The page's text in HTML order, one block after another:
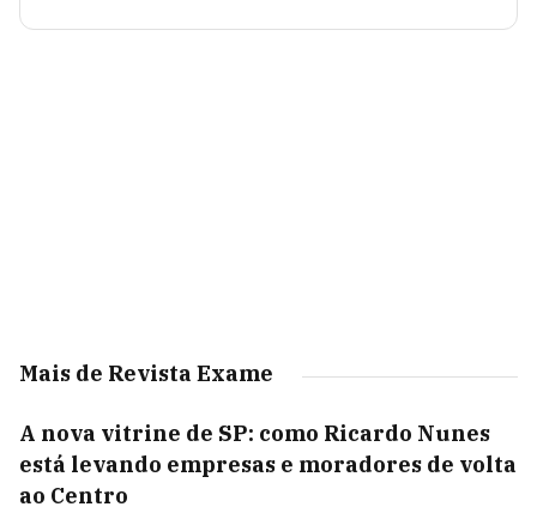
Mais de Revista Exame
A nova vitrine de SP: como Ricardo Nunes
está levando empresas e moradores de volta
ao Centro